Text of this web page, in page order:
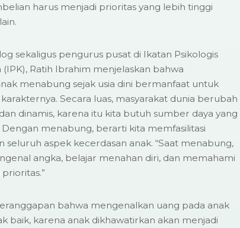
harus menjadi prioritas yang lebih tinggi
sekaligus pengurus pusat di Ikatan Psikologis
(IPK), Ratih Ibrahim menjelaskan bahwa
menabung sejak usia dini bermanfaat untuk
Secara luas, masyarakat dunia berubah
dinamis, karena itu kita butuh sumber daya yang
menabung, berarti kita memfasilitasi
seluruh aspek kecerdasan anak. “Saat menabung,
angka, belajar menahan diri, dan memahami
bahwa mengenalkan uang pada anak
baik, karena anak dikhawatirkan akan menjadi